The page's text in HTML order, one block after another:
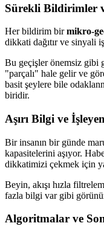
Sürekli Bildirimler
Her bildirim birmikro-
dikkati dağıtır ve sinyali
Bu geçişler önemsiz gibi
"parçalı" hale gelir ve
basit şeylere bile
biridir.
Aşırı Bilgi ve
Bir insanın bir günde
kapasitelerini aşıyor.
dikkatimizi çekmek için
Beyin, akışı hızla
fazla bilgi var gibi
Algoritmalar ve